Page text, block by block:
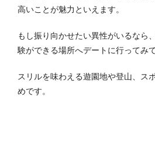
高いことが魅力といえます。
もし振り向かせたい異性がいるなら
験ができる場所へデートに行ってみ
スリルを味わえる遊園地や登山、ス
めです。